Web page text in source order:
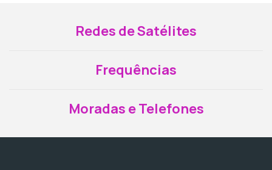
Redes de Satélites
Frequências
Moradas e Telefones